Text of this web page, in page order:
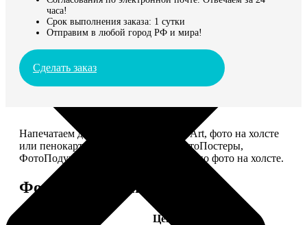
часа!
Срок выполнения заказа: 1 сутки
Отправим в любой город РФ и мира!
Сделать заказ
Напечатаем для вас картины Dream-Art, фото на холсте
или пенокартоне, ФотоМозаику, ФотоПостеры,
ФотоПодушки или напишем портрет по фото на холсте.
Форматы и цены
Цена, руб.